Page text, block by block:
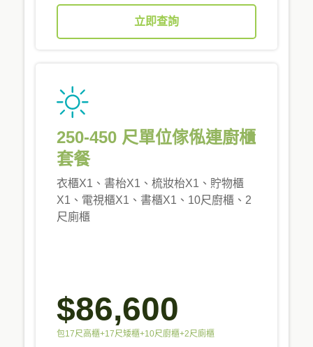
立即查詢
250-450 尺單位傢俬連廚櫃
套餐
衣櫃X1、書枱X1、梳妝枱X1、貯物櫃
X1、電視櫃X1、書櫃X1、10尺廚櫃、2
尺廁櫃
$86,600
包17尺高櫃+17尺矮櫃+10尺廚櫃+2尺廁櫃